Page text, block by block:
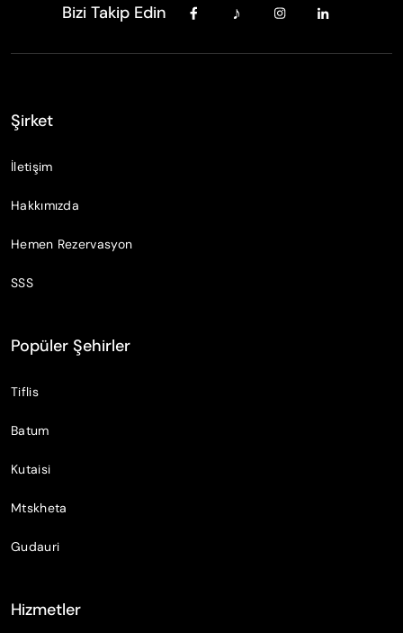
Bizi Takip Edin
Şirket
İletişim
Hakkımızda
Hemen Rezervasyon
SSS
Popüler Şehirler
Tiflis
Batum
Kutaisi
Mtskheta
Gudauri
Hizmetler